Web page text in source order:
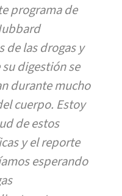
programa de
de las drogas y
su digestión se
durante mucho
cuerpo. Estoy
de estos
y el reporte
esperando